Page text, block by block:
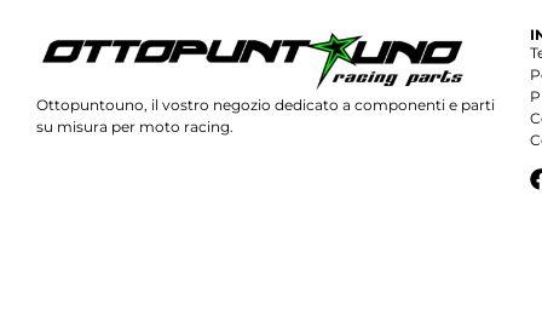
Ottopuntouno, il vostro negozio dedicato a componenti e parti
su misura per moto racing.